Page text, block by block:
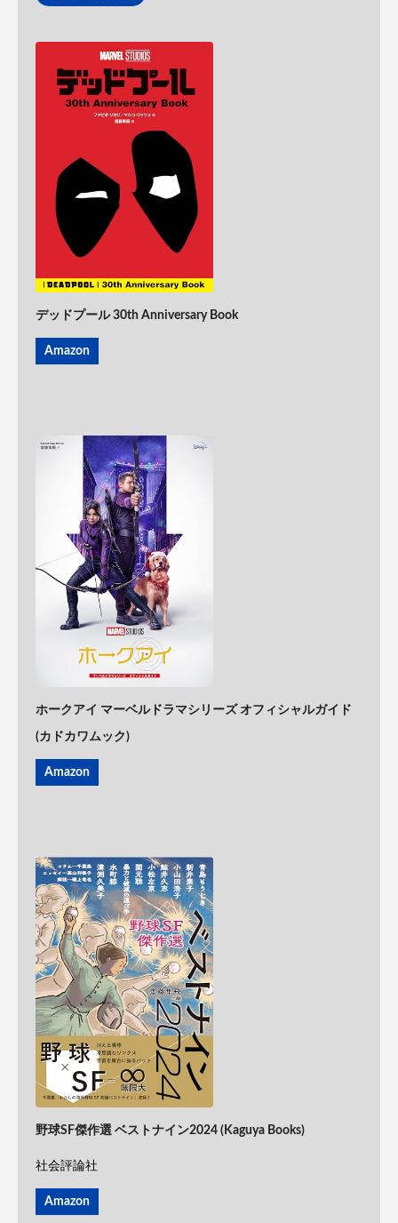
デッドプール 30th Anniversary Book
Amazon
ホークアイ マーベルドラマシリーズ オフィシャルガイド
(カドカワムック)
Amazon
野球SF傑作選 ベストナイン2024 (Kaguya Books)
社会評論社
Amazon